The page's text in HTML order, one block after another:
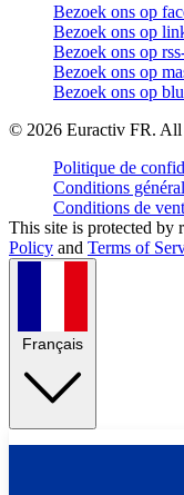
Bezoek ons op
Bezoek ons op
Bezoek ons op
Bezoek ons op
Bezoek ons op
© 2026 Euractiv FR. All
Politique de
Conditions
Conditions de
This site is protected
Policy and Terms of
Français